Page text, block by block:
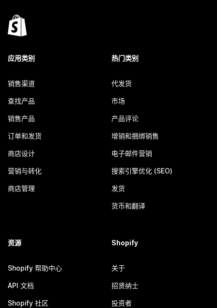
应用类别
销售渠道
查找产品
销售产品
订单和发货
商店设计
营销与转化
商店管理
热门类别
代发货
市场
产品评论
增销和捆绑销售
电子邮件营销
搜索引擎优化 (SEO)
发货
货币和翻译
资源
Shopify 帮助中心
API 文档
Shopify 社区
Shopify
关于
招贤纳士
投资者